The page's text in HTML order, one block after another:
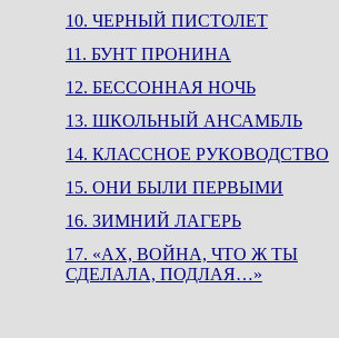
10. ЧЕРНЫЙ ПИСТОЛЕТ
11. БУНТ ПРОНИНА
12. БЕССОННАЯ НОЧЬ
13. ШКОЛЬНЫЙ АНСАМБЛЬ
14. КЛАССНОЕ РУКОВОДСТВО
15. ОНИ БЫЛИ ПЕРВЫМИ
16. ЗИМНИЙ ЛАГЕРЬ
17. «АХ, ВОЙНА, ЧТО Ж ТЫ
СДЕЛАЛА, ПОДЛАЯ…»